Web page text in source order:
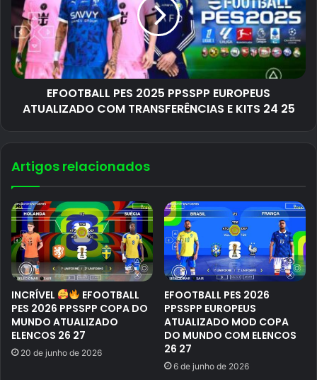
EFOOTBALL PES 2025 PPSSPP EUROPEUS
ATUALIZADO COM TRANSFERÊNCIAS E KITS 24 25
Artigos relacionados
INCRÍVEL
EFOOTBALL
PES 2026 PPSSPP COPA DO
MUNDO ATUALIZADO
ELENCOS 26 27
20 de junho de 2026
EFOOTBALL PES 2026
PPSSPP EUROPEUS
ATUALIZADO MOD COPA
DO MUNDO COM ELENCOS
26 27
6 de junho de 2026